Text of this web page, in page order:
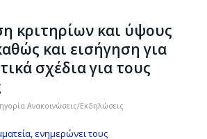
κριτηρίων και ύψους
και εισήγηση για
σχέδια για τους
Ανακοινώσεις/Εκδηλώσεις
ενημερώνει τους